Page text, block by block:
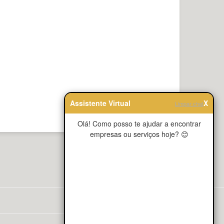
Assistente Virtual Limpar chatX
Olá! Como posso te ajudar a encontrar
empresas ou serviços hoje? 😊